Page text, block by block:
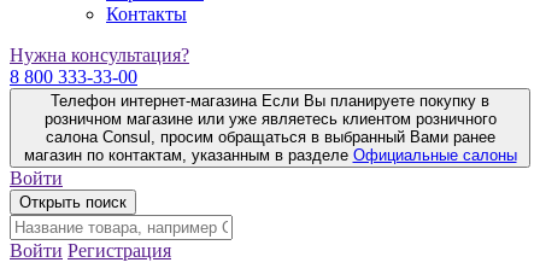
Контакты
Нужна консультация?
8 800 333-33-00
Телефон интернет-магазина Если Вы планируете покупку в
розничном магазине или уже являетесь клиентом розничного
салона Consul, просим обращаться в выбранный Вами ранее
магазин по контактам, указанным в разделе Официальные салоны
Войти
Открыть поиск
Войти Регистрация